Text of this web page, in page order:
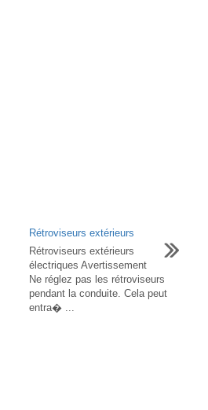
Rétroviseurs extérieurs
Rétroviseurs extérieurs
électriques Avertissement
Ne réglez pas les rétroviseurs
pendant la conduite. Cela peut
entra� ...